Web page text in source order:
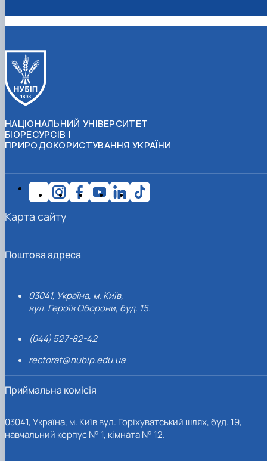
НАЦІОНАЛЬНИЙ УНІВЕРСИТЕТ
БІОРЕСУРСІВ І
ПРИРОДОКОРИСТУВАННЯ УКРАЇНИ
Поштова адреса
03041, Україна, м. Київ,
вул. Героїв Оборони, буд. 15.
(044) 527-82-42
rectorat@nubip.edu.ua
Приймальна комісія
03041, Україна, м. Київ вул. Горіхуватський шлях, буд. 19,
навчальний корпус № 1, кімната № 12.
Карта сайту